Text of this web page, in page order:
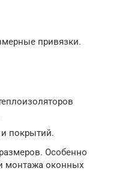
привязки.
покрытий.
Особенно
монтажа оконных